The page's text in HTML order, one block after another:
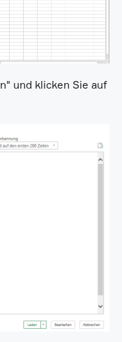
und klicken Sie auf